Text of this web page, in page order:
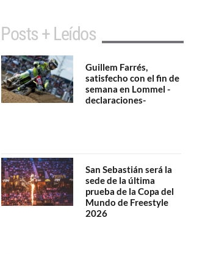
Posts + Leídos
Guillem Farrés,
satisfecho con el fin de
semana en Lommel -
declaraciones-
San Sebastián será la
sede de la última
prueba de la Copa del
Mundo de Freestyle
2026